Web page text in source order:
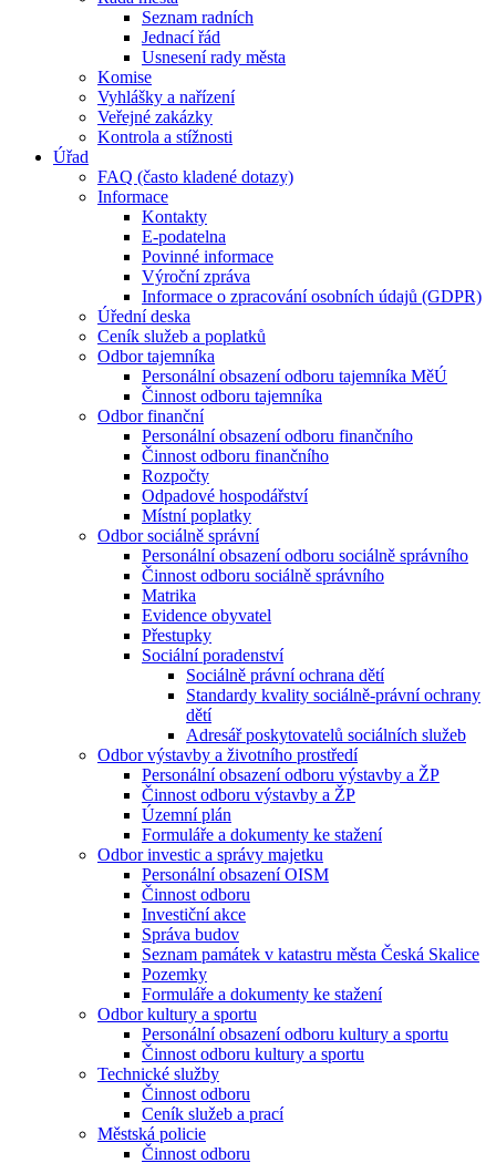
Seznam radních
Jednací řád
Usnesení rady města
Komise
Vyhlášky a nařízení
Veřejné zakázky
Kontrola a stížnosti
Úřad
FAQ (často kladené dotazy)
Informace
Kontakty
E-podatelna
Povinné informace
Výroční zpráva
Informace o zpracování osobních údajů (GDPR)
Úřední deska
Ceník služeb a poplatků
Odbor tajemníka
Personální obsazení odboru tajemníka MěÚ
Činnost odboru tajemníka
Odbor finanční
Personální obsazení odboru finančního
Činnost odboru finančního
Rozpočty
Odpadové hospodářství
Místní poplatky
Odbor sociálně správní
Personální obsazení odboru sociálně správního
Činnost odboru sociálně správního
Matrika
Evidence obyvatel
Přestupky
Sociální poradenství
Sociálně právní ochrana dětí
Standardy kvality sociálně-právní ochrany
dětí
Adresář poskytovatelů sociálních služeb
Odbor výstavby a životního prostředí
Personální obsazení odboru výstavby a ŽP
Činnost odboru výstavby a ŽP
Územní plán
Formuláře a dokumenty ke stažení
Odbor investic a správy majetku
Personální obsazení OISM
Činnost odboru
Investiční akce
Správa budov
Seznam památek v katastru města Česká Skalice
Pozemky
Formuláře a dokumenty ke stažení
Odbor kultury a sportu
Personální obsazení odboru kultury a sportu
Činnost odboru kultury a sportu
Technické služby
Činnost odboru
Ceník služeb a prací
Městská policie
Činnost odboru